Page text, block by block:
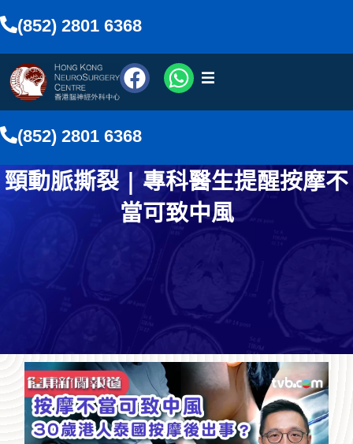
(852) 2801 6368
醫療團隊
(852) 2801 6368
頸動脈撕裂 | 專科醫生提醒按摩不
當可致中風